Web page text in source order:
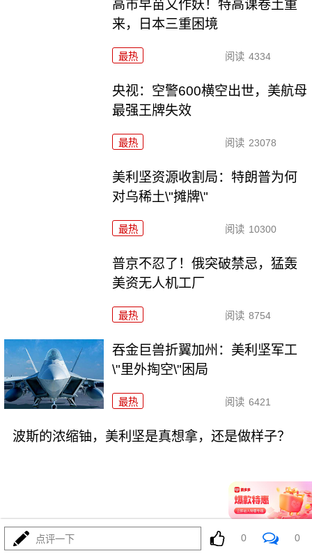
高市早苗又作妖！特高课卷土重
来，日本三重困境
最热 阅读 4334
央视：空警600横空出世，美航母
最强王牌失效
最热 阅读 23078
美利坚资源收割局：特朗普为何
对乌稀土\"摊牌\"
最热 阅读 10300
普京不忍了！俄突破禁忌，猛轰
美资无人机工厂
最热 阅读 8754
吞金巨兽折翼加州：美利坚军工
\"里外掏空\"困局
最热 阅读 6421
波斯的浓缩铀，美利坚是真想拿，还是做样子？
最热 阅读 4382
点评一下 0 0